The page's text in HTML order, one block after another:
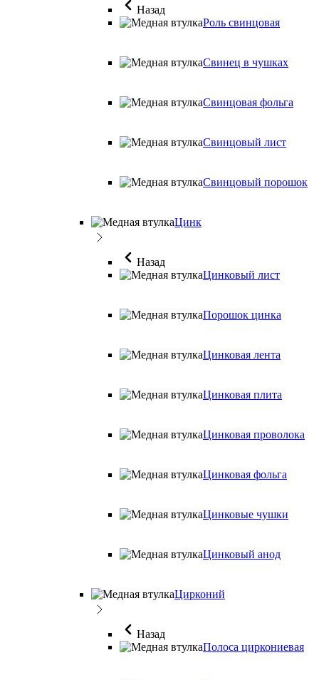
Назад
Роль свинцовая
Свинец в чушках
Свинцовая фольга
Свинцовый лист
Свинцовый порошок
Цинк
Назад
Цинковый лист
Порошок цинка
Цинковая лента
Цинковая плита
Цинковая проволока
Цинковая фольга
Цинковые чушки
Цинковый анод
Цирконий
Назад
Полоса циркониевая